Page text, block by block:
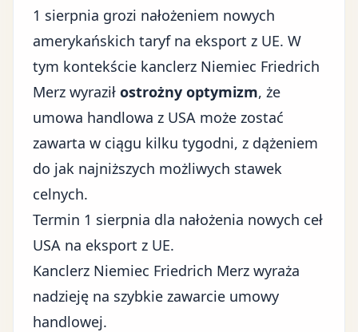
1 sierpnia grozi nałożeniem nowych
amerykańskich taryfna eksport z UE. W
tym kontekście kanclerz Niemiec Friedrich
Merz wyraził ostrożny optymizm, że
umowa handlowa z USA może zostać
zawarta w ciągu kilku tygodni, z dążeniem
do jak najniższych możliwych stawek
celnych.
Termin 1 sierpnia dla nałożenia nowych ceł
USA na eksport z UE.
Kanclerz Niemiec Friedrich Merz wyraża
nadzieję na szybkie zawarcie umowy
handlowej.